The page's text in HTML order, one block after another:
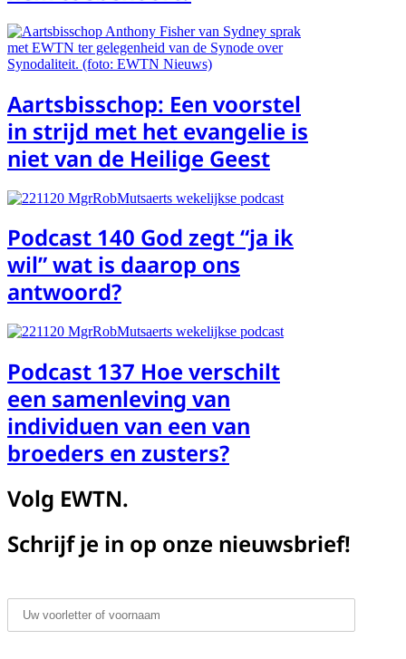
Aartsbisschop: Een voorstel
in strijd met het evangelie is
niet van de Heilige Geest
Podcast 140 God zegt “ja ik
wil” wat is daarop ons
antwoord?
Podcast 137 Hoe verschilt
een samenleving van
individuen van een van
broeders en zusters?
Volg EWTN.
Schrijf je in op onze nieuwsbrief!